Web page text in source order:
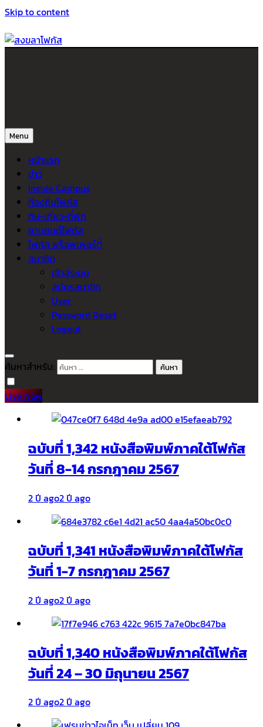
Skip to content
Menu
หน้าแรก
ข่าว
Inside Campus
ท้องถิ่นโฟกัส
กิน-เที่ยว-ที่พัก
ยานยนต์โฟกัส
โฟกัส พร็อพเพอร์ตี้
สมาชิก
เข้าสู่ระบบ
สมัครสมาชิก
User
Password Reset
Logout
ค้นหาสำหรับ:
Live Now
ฉบับที่ 1,342 หนังสือพิมพ์ภาคใต้โฟกัส
วันที่ 8-14 กรกฎาคม 2567
2 ปี ago2 ปี ago
ฉบับที่ 1,341 หนังสือพิมพ์ภาคใต้โฟกัส
วันที่ 1-7 กรกฎาคม 2567
2 ปี ago2 ปี ago
ฉบับที่ 1,340 หนังสือพิมพ์ภาคใต้โฟกัส
วันที่ 24 – 30 มิถุนายน 2567
2 ปี ago2 ปี ago